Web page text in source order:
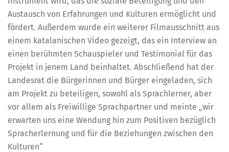
Austausch von Erfahrungen und Kulturen ermöglicht und
fördert. Außerdem wurde ein weiterer Filmausschnitt aus
einem katalanischen Video gezeigt, das ein Interview an
einen berühmten Schauspieler und Testimonial für das
Projekt in jenem Land beinhaltet. Abschließend hat der
Landesrat die Bürgerinnen und Bürger eingeladen, sich
am Projekt zu beteiligen, sowohl als Sprachlerner, aber
vor allem als Freiwillige Sprachpartner und meinte „wir
erwarten uns eine Wendung hin zum Positiven bezüglich
Spracherlernung und für die Beziehungen zwischen den
Kulturen“